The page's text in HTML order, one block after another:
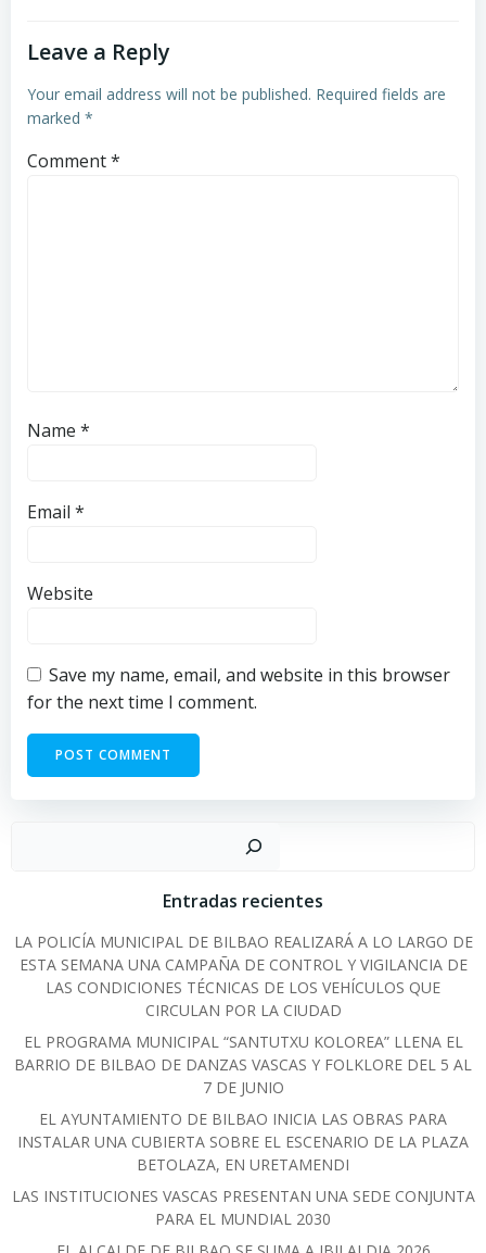
Leave a Reply
Your email address will not be published. Required fields are
marked *
Comment*
Name *
Email *
Website
Save my name, email, and website in this browser
for the next time I comment.
Entradas recientes
LA POLICÍA MUNICIPAL DE BILBAO REALIZARÁ A LO LARGO DE
ESTA SEMANA UNA CAMPAÑA DE CONTROL Y VIGILANCIA DE
LAS CONDICIONES TÉCNICAS DE LOS VEHÍCULOS QUE
CIRCULAN POR LA CIUDAD
EL PROGRAMA MUNICIPAL “SANTUTXU KOLOREA” LLENA EL
BARRIO DE BILBAO DE DANZAS VASCAS Y FOLKLORE DEL 5 AL
7 DE JUNIO
EL AYUNTAMIENTO DE BILBAO INICIA LAS OBRAS PARA
INSTALAR UNA CUBIERTA SOBRE EL ESCENARIO DE LA PLAZA
BETOLAZA, EN URETAMENDI
LAS INSTITUCIONES VASCAS PRESENTAN UNA SEDE CONJUNTA
PARA EL MUNDIAL 2030